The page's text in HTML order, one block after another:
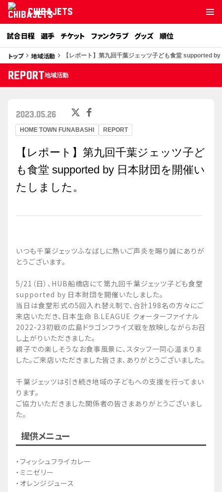
CHIBAJETS
試合日程 選手 チケット ファンクラブ グッズ 順位
トップkeyboard_arrow_right 地域活動 keyboard_arrow_right 【レポート】第九回千葉ジェッツ子ども食堂 supported
REPORT地域活動
HOME TOWN FUNABASHI REPORT
2023.05.26
【レポート】第九回千葉ジェッツ子ど
も食堂 supported by 日本財団を開催い
たしました。
いつも千葉ジェッツふなばしに熱いご声炎を賜り誠にありが
とうございます。
5/21（日）、HUB船橋店にて第九回千葉ジェッツ子ども食堂
supported by 日本財団を開催いたしました。
当日は食堂形式の5回入れ替え制で、合計198名の方々にご
来店いただき、日本生命 B.LEAGUE クォーターファイナル
2022-23初戦の広島ドラゴンフライズ戦を放映しながらお召
し上がりいただきました。
親子での楽しそうなお食事風景に、スタッフ一同心温まりま
した。ご来店いただきました皆さま、ありがとうございました。
千葉ジェッツは引き続き地域の子どもへの支援を行ってまい
ります。
ご協力いただきました関係者の皆さまありがとうございまし
た。
提供メニュー
・フィッシュフライカレー
・ミニゼリー
・オレンジジュース